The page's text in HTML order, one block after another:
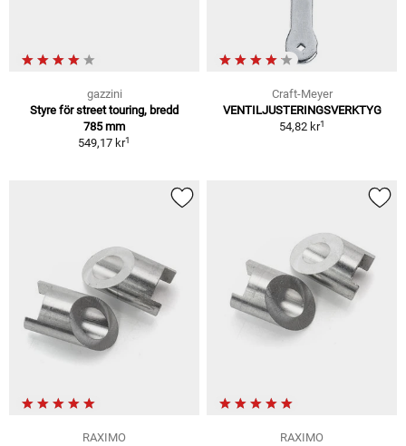
gazzini
Styre för street touring, bredd
785 mm
549,17 kr1
Craft-Meyer
VENTILJUSTERINGSVERKTYG
54,82 kr1
RAXIMO
RAXIMO